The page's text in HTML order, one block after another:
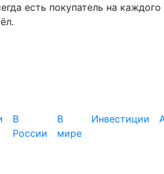
есть покупатель на
В
России
В
мире
Инвестиции